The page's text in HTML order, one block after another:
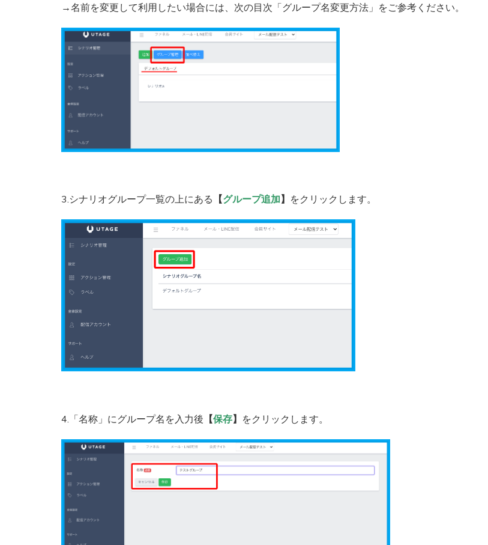
→名前を変更して利用したい場合には、次の目次「グループ名変更方法」をご参考ください。
3.シナリオグループ一覧の上にある 【グループ追加】 をクリックします。
4.「名称」にグループ名を入力後 【保存】 をクリックします。